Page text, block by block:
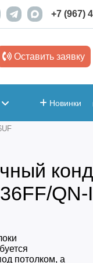
+7 (967)
Оставить заявку
Новинки
потолком, а